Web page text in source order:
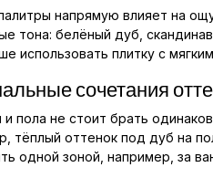
напрямую влияет на
тона: белёный дуб,
использовать плитку с
сочетания
пола не стоит брать
тёплый оттенок под дуб на
одной зоной, например, за